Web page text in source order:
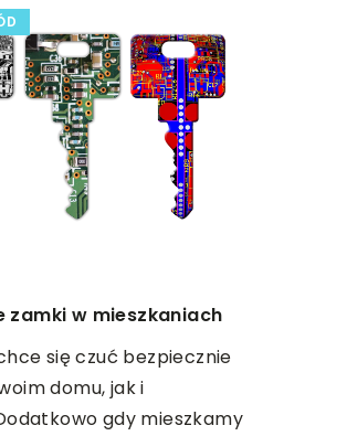
zamki w mieszkaniach
się czuć bezpiecznie
domu, jak i
gdy mieszkamy